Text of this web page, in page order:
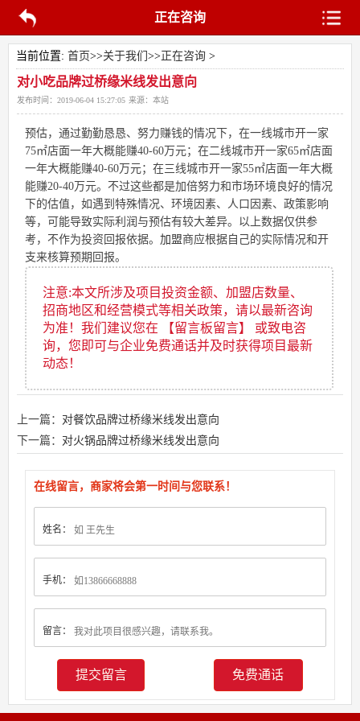
正在咨询
当前位置: 首页>>关于我们 >>正在咨询>
对小吃品牌过桥缘米线发出意向
发布时间： 2019-06-04 15:27:05 来源： 本站
预估，通过勤勤恳恳、努力赚钱的情况下，在一线城市开一家
75㎡店面一年大概能赚40-60万元；在二线城市开一家65㎡店面
一年大概能赚40-60万元；在三线城市开一家55㎡店面一年大概
能赚20-40万元。不过这些都是加倍努力和市场环境良好的情况
下的估值，如遇到特殊情况、环境因素、人口因素、政策影响
等，可能导致实际利润与预估有较大差异。以上数据仅供参
考，不作为投资回报依据。 加盟商应根据自己的实际情况和开
支来核算预期回报。
注意:本文所涉及项目投资金额、加盟店数量、
招商地区和经营模式等相关政策，请以最新咨询
为准！我们建议您在 【留言板留言】 或致电咨
询，您即可与企业免费通话并及时获得项目最新
动态！
上一篇： 对餐饮品牌过桥缘米线发出意向
下一篇： 对火锅品牌过桥缘米线发出意向
在线留言，商家将会第一时间与您联系！
姓名：
手机：
留言：
免费通话